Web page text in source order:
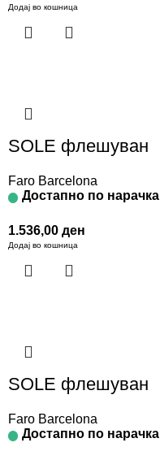
Додај во кошница
SOLE флешуван
Faro Barcelona
Достапно по нарачка
1.536,00 ден
Додај во кошница
SOLE флешуван
Faro Barcelona
Достапно по нарачка